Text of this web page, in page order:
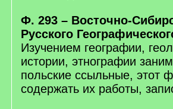
Ф. 293 – Восточно-
Русского
Изучением географии,
истории, этнографии
польские ссыльные, этот
содержать их работы,